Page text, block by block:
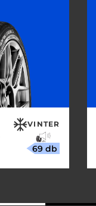
VINTER
69 db